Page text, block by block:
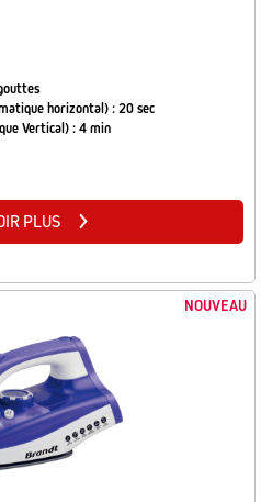
horizontal) : 20 sec
Vertical) : 4 min
PLUS
NOUVEAU